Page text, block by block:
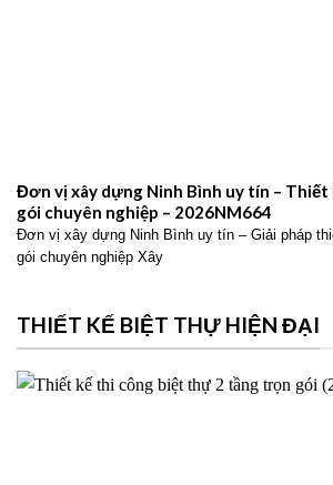
Đơn vị xây dựng Ninh Bình uy tín –
gói chuyên nghiệp – 2026NM664
Đơn vị xây dựng Ninh Bình uy tín – Giải pháp
gói chuyên nghiệp Xây
THIẾT KẾ BIỆT THỰ HIỆN ĐẠI